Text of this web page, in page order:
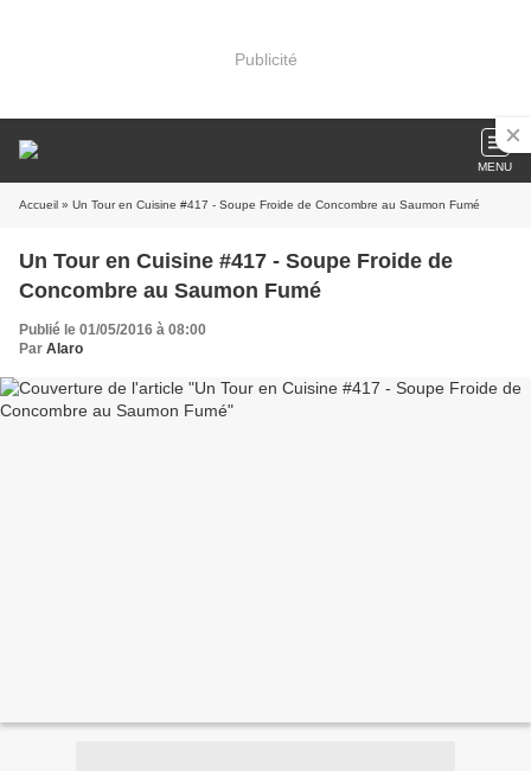
Publicité
MENU
Accueil » Un Tour en Cuisine #417 - Soupe Froide de Concombre au Saumon Fumé
Un Tour en Cuisine #417 - Soupe Froide de
Concombre au Saumon Fumé
Publié le 01/05/2016 à 08:00
Par Alaro